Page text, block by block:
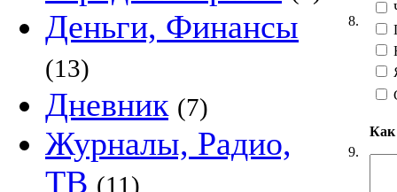
Деньги, Финансы
(13)
Дневник (7)
Журналы, Радио,
ТВ (11)
8.
9.
Как